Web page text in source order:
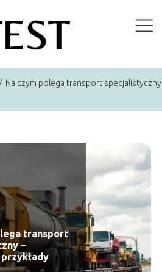
Na czym polega transport specjalistyczny
transport
–